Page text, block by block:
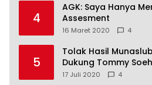
4
AGK: Saya Hanya
Assesment
16 Maret 2020 4
5
Tolak Hasil
Dukung Tommy
17 Juli 2020 4